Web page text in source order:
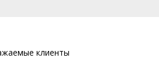
клиенты